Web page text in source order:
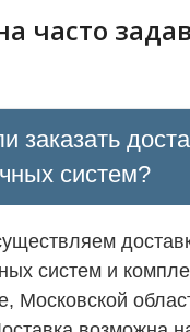
часто
заказать
систем?
систем и
Московской